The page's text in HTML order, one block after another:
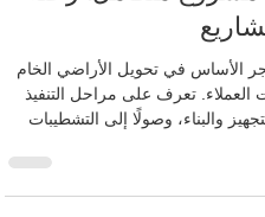
متكامل: رحلة
الأساس في تحويل الأراضي الخام
والبناء، وصولًا إلى التشطيبات